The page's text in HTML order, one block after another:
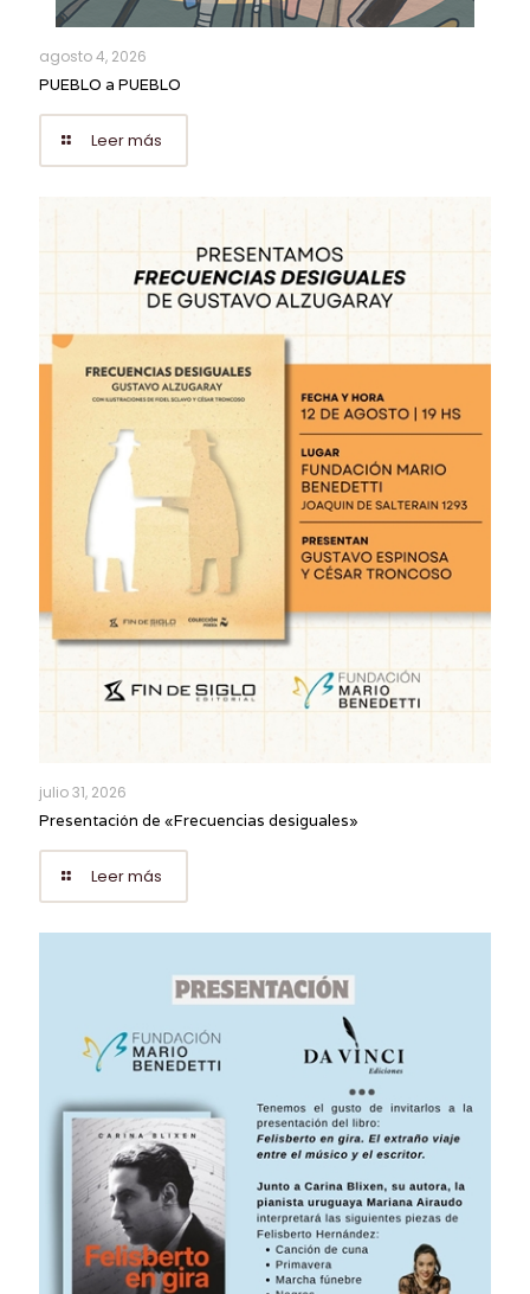
agosto 4, 2026
PUEBLO a PUEBLO
Leer más
julio 31, 2026
Presentación de «Frecuencias desiguales»
Leer más